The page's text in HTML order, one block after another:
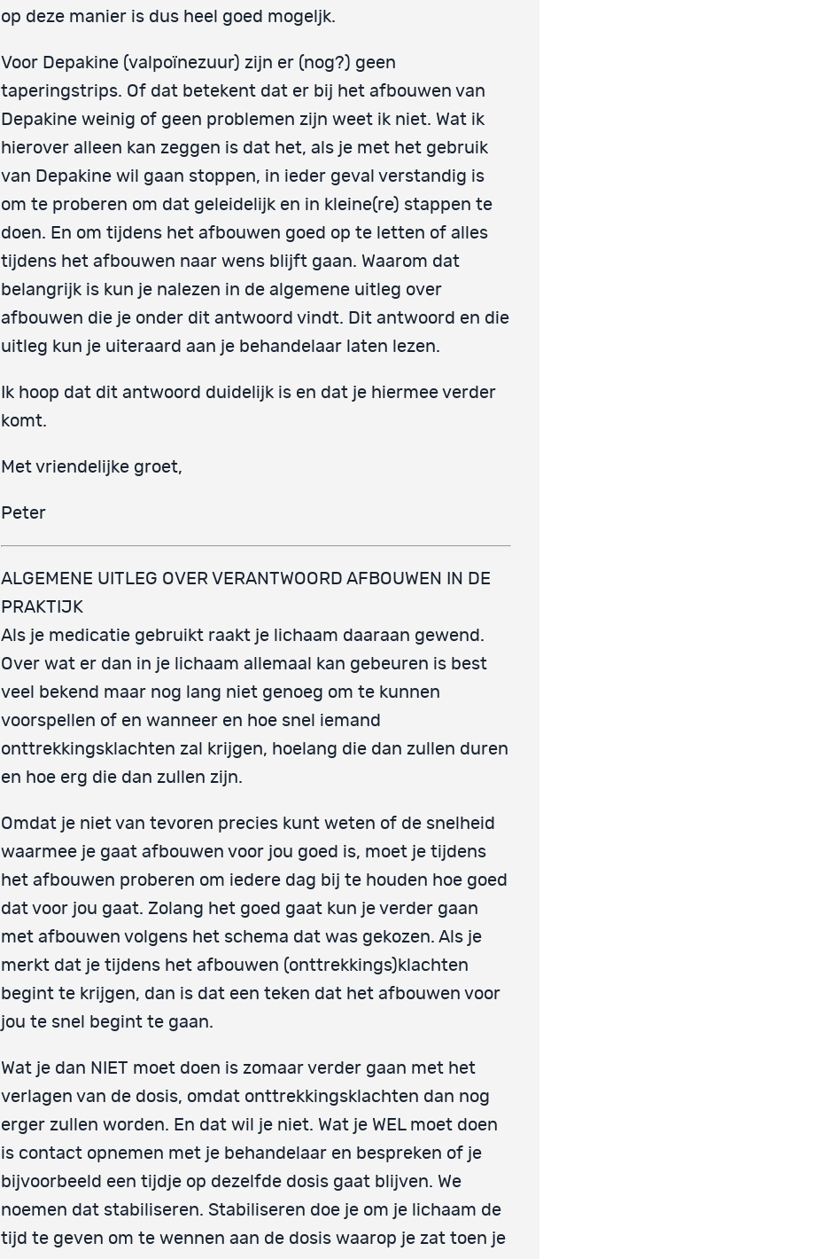
op deze manier is dus heel goed mogeljk.
Voor Depakine (valpoïnezuur) zijn er (nog?) geen
taperingstrips. Of dat betekent dat er bij het afbouwen van
Depakine weinig of geen problemen zijn weet ik niet. Wat ik
hierover alleen kan zeggen is dat het, als je met het gebruik
van Depakine wil gaan stoppen, in ieder geval verstandig is
om te proberen om dat geleidelijk en in kleine(re) stappen te
doen. En om tijdens het afbouwen goed op te letten of alles
tijdens het afbouwen naar wens blijft gaan. Waarom dat
belangrijk is kun je nalezen in de algemene uitleg over
afbouwen die je onder dit antwoord vindt. Dit antwoord en die
uitleg kun je uiteraard aan je behandelaar laten lezen.
Ik hoop dat dit antwoord duidelijk is en dat je hiermee verder
komt.
Met vriendelijke groet,
Peter
ALGEMENE UITLEG OVER VERANTWOORD AFBOUWEN IN DE
PRAKTIJK
Als je medicatie gebruikt raakt je lichaam daaraan gewend.
Over wat er dan in je lichaam allemaal kan gebeuren is best
veel bekend maar nog lang niet genoeg om te kunnen
voorspellen of en wanneer en hoe snel iemand
onttrekkingsklachten zal krijgen, hoelang die dan zullen duren
en hoe erg die dan zullen zijn.
Omdat je niet van tevoren precies kunt weten of de snelheid
waarmee je gaat afbouwen voor jou goed is, moet je tijdens
het afbouwen proberen om iedere dag bij te houden hoe goed
dat voor jou gaat. Zolang het goed gaat kun je verder gaan
met afbouwen volgens het schema dat was gekozen. Als je
merkt dat je tijdens het afbouwen (onttrekkings)klachten
begint te krijgen, dan is dat een teken dat het afbouwen voor
jou te snel begint te gaan.
Wat je dan NIET moet doen is zomaar verder gaan met het
verlagen van de dosis, omdat onttrekkingsklachten dan nog
erger zullen worden. En dat wil je niet. Wat je WEL moet doen
is contact opnemen met je behandelaar en bespreken of je
bijvoorbeeld een tijdje op dezelfde dosis gaat blijven. We
noemen dat stabiliseren. Stabiliseren doe je om je lichaam de
tijd te geven om te wennen aan de dosis waarop je zat toen je